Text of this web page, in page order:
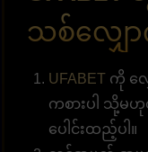
သစ်လျှေ
UFABET ကို လ
ကစားပါ သို့မဟု
ပေါင်းထည့်ပါ။